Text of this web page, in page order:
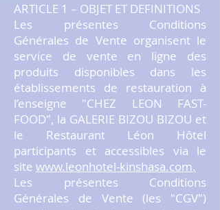
ARTICLE 1 – OBJET ET DEFINITIONS
Les présentes Conditions
Générales de Vente organisent le
service de vente en ligne des
produits disponibles dans les
établissements de restauration à
l’enseigne "CHEZ LEON FAST-
FOOD", la GALERIE BIZOU BIZOU et
le Restaurant Léon Hôtel
participants et accessibles via le
site www.leonhotel-kinshasa.com.
Les présentes Conditions
Générales de Vente (les "CGV")